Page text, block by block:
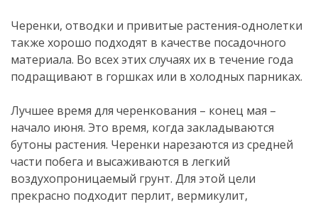
Черенки, отводки и привитые растения-однолетки
также хорошо подходят в качестве посадочного
материала. Во всех этих случаях их в течение года
подращивают в горшках или в холодных парниках.
Лучшее время для черенкования – конец мая –
начало июня. Это время, когда закладываются
бутоны растения. Черенки нарезаются из средней
части побега и высаживаются в легкий
воздухопроницаемый грунт. Для этой цели
прекрасно подходит перлит, вермикулит,